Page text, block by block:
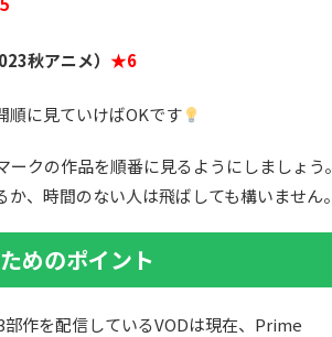
秋アニメ） ★6
順に見ていけばOKです
ークの作品を順番に見るようにしましょう。
、時間のない人は飛ばしても構いません。
めのポイント
部作を配信しているVODは現在、Prime